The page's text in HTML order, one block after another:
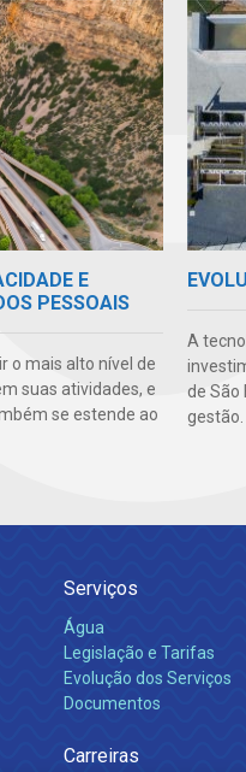
E
PESSOAIS
o mais alto nível de
suas atividades, e
se estende ao
A
de São
gestão.
Serviços
Água
Legislação e Tarifas
Evolução dos Serviços
Documentos
Carreiras